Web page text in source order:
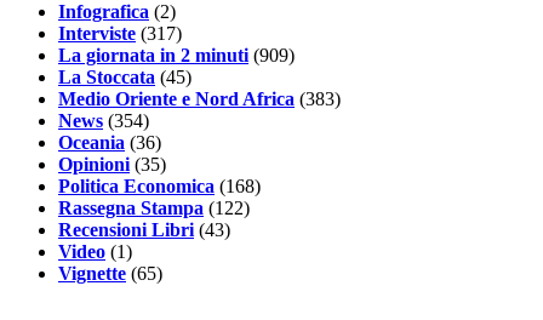
Infografica (2)
Interviste (317)
La giornata in 2 minuti (909)
La Stoccata (45)
Medio Oriente e Nord Africa (383)
News (354)
Oceania (36)
Opinioni (35)
Politica Economica (168)
Rassegna Stampa (122)
Recensioni Libri (43)
Video (1)
Vignette (65)